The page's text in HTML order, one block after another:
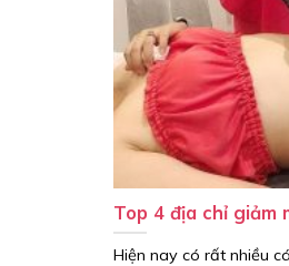
Top 4 địa chỉ giảm
Hiện nay có rất nhiều